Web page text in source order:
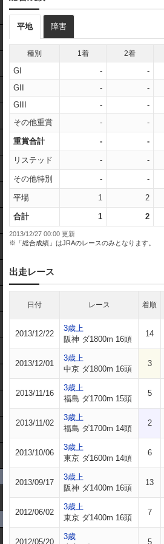
平地 障害
種別 1着 2着
GI - -
GII
- -
GIII
- -
その他重賞
- -
重賞合計 - -
リステッド - -
その他特別 - -
平場 1 2
合計 1 2
2013/12/27 00:00 更新
※「総合成績」はJRAのレースのみとなります。
出走レース
日付 レース 着順
2013/12/22
3歳上
阪神 ダ1800m 16頭
14
2013/12/01
3歳上
中京 ダ1800m 16頭
3
2013/11/16
3歳上
福島 ダ1700m 15頭
5
2013/11/02
3歳上
福島 ダ1700m 14頭
2
2013/10/06
3歳上
東京 ダ1600m 14頭
6
2013/09/17
3歳上
阪神 ダ1400m 16頭
13
2012/06/02
3歳上
東京 ダ1400m 16頭
7
2012/05/20
3歳
5